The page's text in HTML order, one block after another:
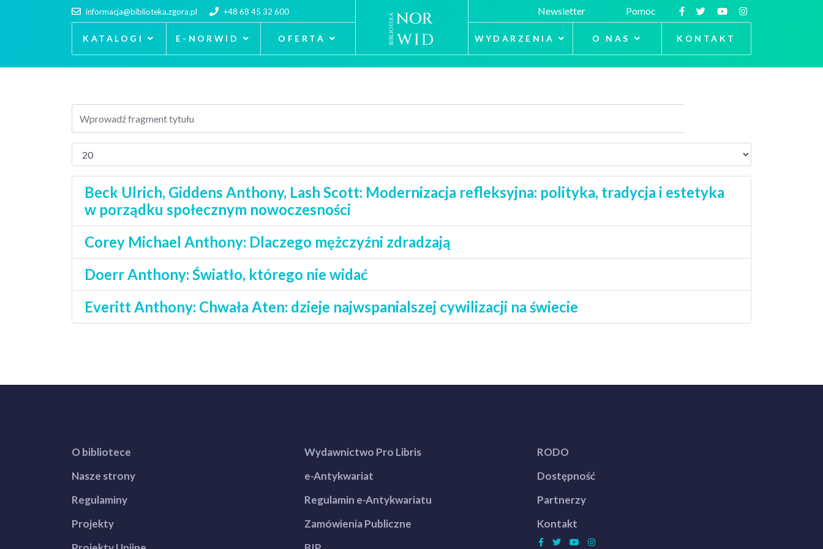
informacja@biblioteka.zgora.pl +48 68 45 32 600
KATALOGI E-NORWID OFERTA
Newsletter Pomoc
WYDARZENIA O NAS KONTAKT
Beck Ulrich, Giddens Anthony, Lash Scott: Modernizacja refleksyjna: polityka, tradycja i estetyka
w porządku społecznym nowoczesności
Corey Michael Anthony: Dlaczego mężczyźni zdradzają
Doerr Anthony: Światło, którego nie widać
Everitt Anthony: Chwała Aten: dzieje najwspanialszej cywilizacji na świecie
O bibliotece
Nasze strony
Regulaminy
Projekty
Wydawnictwo Pro Libris
e-Antykwariat
Regulamin e-Antykwariatu
Zamówienia Publiczne
RODO
Dostępność
Partnerzy
Kontakt